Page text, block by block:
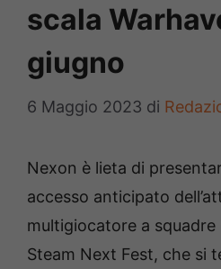
scala
giugno
6 Maggio 2023 di
Nexon è lieta di
accesso anticipato
multigiocatore a squadre
Steam Next Fest, che si